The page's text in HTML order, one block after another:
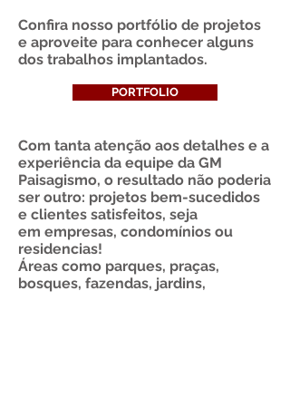
Confira nosso portfólio de projetos
e aproveite para conhecer alguns
dos trabalhos implantados.
Com tanta atenção aos detalhes e a
experiência da equipe da GM
Paisagismo, o resultado não poderia
ser outro: projetos bem-sucedidos
e clientes satisfeitos, seja
em empresas, condomínios ou
residencias!
Áreas como parques, praças,
bosques, fazendas, jardins,
PORTFOLIO